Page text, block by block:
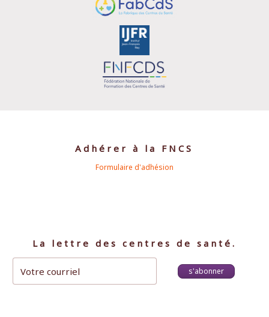
Adhérer à la FNCS
Formulaire d'adhésion
La lettre des centres de santé.
s'abonner